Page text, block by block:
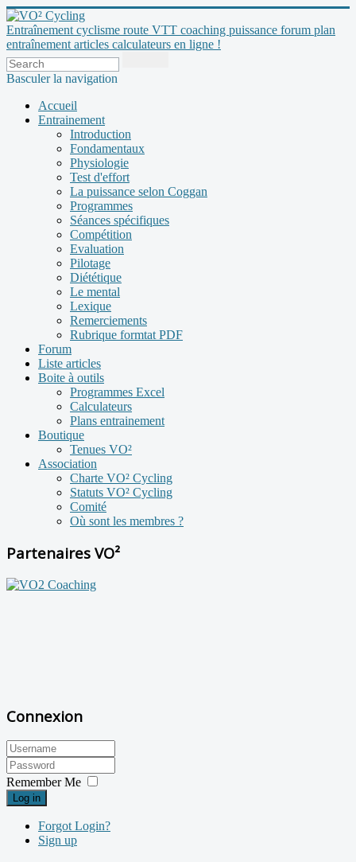
Entraînement cyclisme route VTT coaching puissance forum plan
entraînement articles calculateurs en ligne !
Basculer la navigation
Accueil
Entrainement
Introduction
Fondamentaux
Physiologie
Test d'effort
La puissance selon Coggan
Programmes
Séances spécifiques
Compétition
Evaluation
Pilotage
Diététique
Le mental
Lexique
Remerciements
Rubrique formtat PDF
Forum
Liste articles
Boite à outils
Programmes Excel
Calculateurs
Plans entrainement
Boutique
Tenues VO²
Association
Charte VO² Cycling
Statuts VO² Cycling
Comité
Où sont les membres ?
Partenaires VO²
Connexion
Remember Me
Log in
Forgot Login?
Sign up